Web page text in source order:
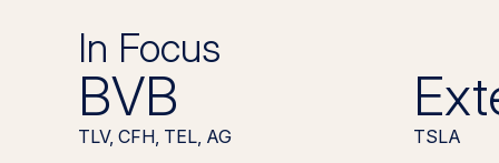
In Focus
BVB
TLV, CFH, TEL, AG TSLA